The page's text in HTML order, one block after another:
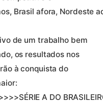
Brasil afora, Nordeste
de um trabalho bem
os resultados nos
à conquista do
A DO